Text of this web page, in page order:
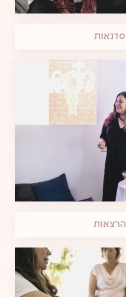
סדנאות
הרצאות